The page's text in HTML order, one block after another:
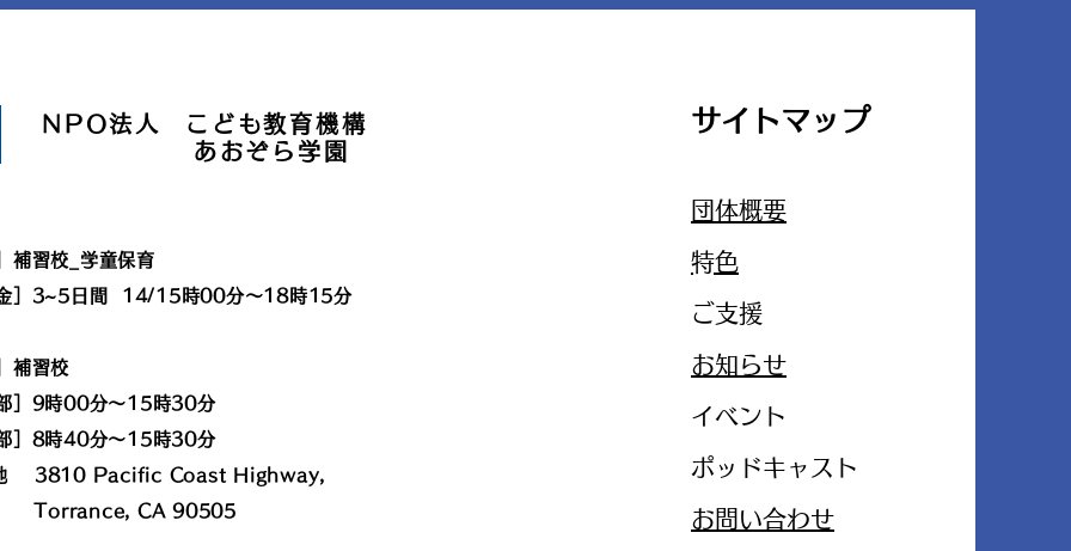
NPO法人 こども教育機構
あおぞら学園
補習校_学童保育
金］3~5日間 14/15時00分〜18時15分
曜］補習校
部］9時00分〜15時30分
8時40分〜15時30分
3810 Pacific Coast Highway,
CA 90505
サイトマップ
団体概要
​特色
ご支援
お知らせ
イベント
ポッドキャスト
お問い合わせ